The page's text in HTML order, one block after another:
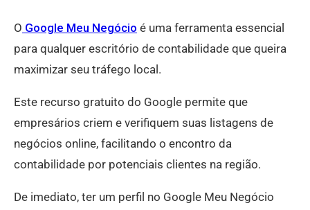
O Google Meu Negócio é uma ferramenta essencial
para qualquer escritório de contabilidade que queira
maximizar seu tráfego local.
Este recurso gratuito do Google permite que
empresários criem e verifiquem suas listagens de
negócios online, facilitando o encontro da
contabilidade por potenciais clientes na região.
De imediato, ter um perfil no Google Meu Negócio